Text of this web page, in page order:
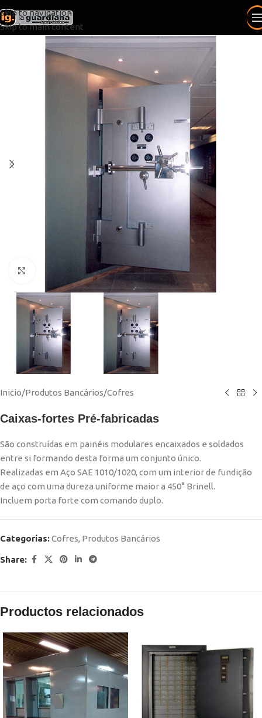
Skip to navigation
Skip to main content
Click to enlarge
Inicio/Produtos Bancários/Cofres
Caixas-fortes Pré-fabricadas
São construídas em painéis modulares encaixados e soldados
entre si formando desta forma um conjunto único.
Realizadas em Aço SAE 1010/1020, com um interior de fundição
de aço com uma dureza uniforme maior a 450° Brinell.
Incluem porta forte com comando duplo.
Categorías:Cofres, Produtos Bancários
Share:
Productos relacionados